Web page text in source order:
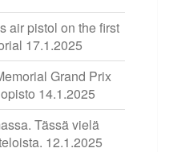
air pistol on the first
17.1.2025
Grand Prix
14.1.2025
Tässä vielä
12.1.2025